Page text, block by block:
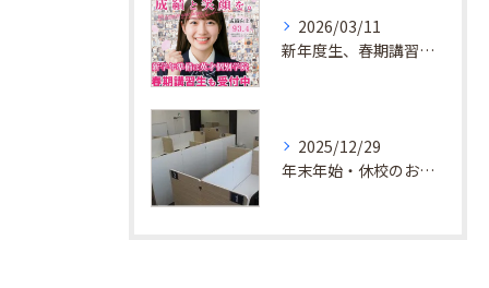
2026/03/11
新年度生、春期講習生 受付中！
2025/12/29
年末年始・休校のお知らせ